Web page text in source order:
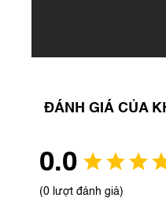
ĐÁNH GIÁ CỦA
0.0
(0 lượt đánh giá)